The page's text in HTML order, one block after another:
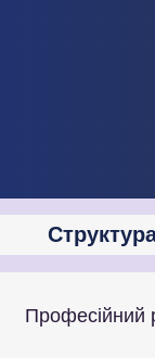
Професійний